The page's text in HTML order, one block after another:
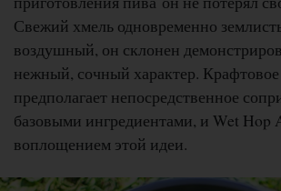
Свежий хмель одновременно
воздушный, он склонен
нежный, сочный характер.
предполагает непосредственное
базовыми ингредиентами, и Wet Hop
воплощением этой идеи.